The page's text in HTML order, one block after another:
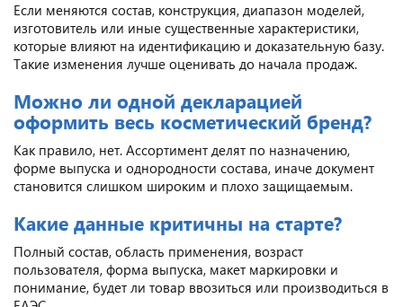
Если меняются состав, конструкция, диапазон моделей,
изготовитель или иные существенные характеристики,
которые влияют на идентификацию и доказательную базу.
Такие изменения лучше оценивать до начала продаж.
Можно ли одной декларацией
оформить весь косметический бренд?
Как правило, нет. Ассортимент делят по назначению,
форме выпуска и однородности состава, иначе документ
становится слишком широким и плохо защищаемым.
Какие данные критичны на старте?
Полный состав, область применения, возраст
пользователя, форма выпуска, макет маркировки и
понимание, будет ли товар ввозиться или производиться в